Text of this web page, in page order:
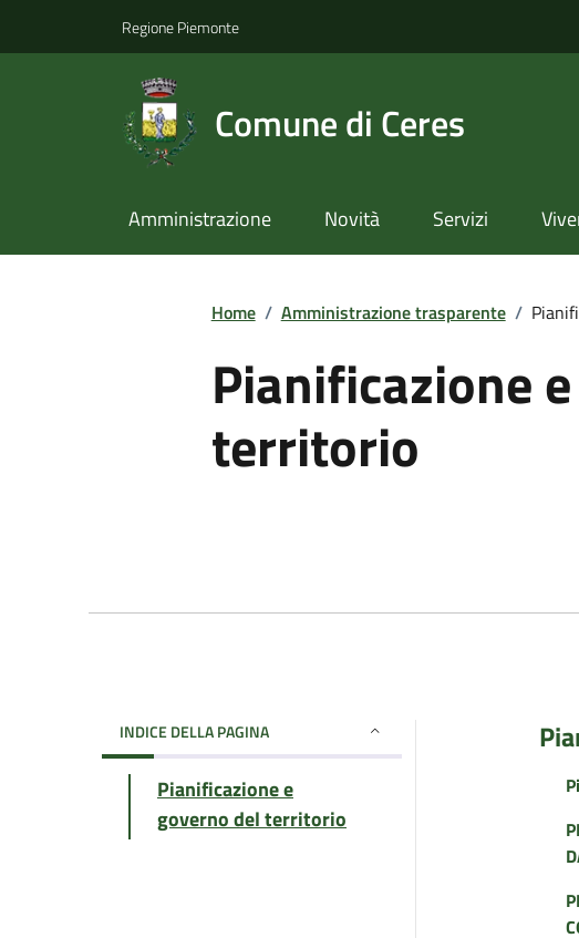
Regione Piemonte
Comune di Ceres
Amministrazione Novità Servizi
Home / Amministrazione trasparente /
Pianificazione
territorio
INDICE DELLA PAGINA
Pianificazione e
governo del territorio